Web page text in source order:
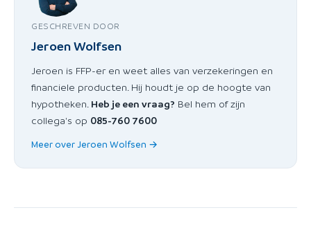
GESCHREVEN DOOR
Jeroen Wolfsen
Jeroen is FFP-er en weet alles van verzekeringen en
financiele producten. Hij houdt je op de hoogte van
hypotheken. Heb je een vraag? Bel hem of zijn
collega's op 085-760 7600
Meer over Jeroen Wolfsen →